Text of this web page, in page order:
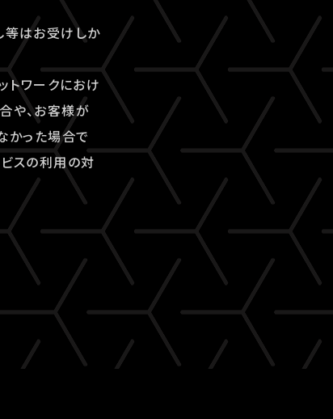
等はお受けしか
トワークにおけ
や、お客様が
かった場合で
スの利用の対